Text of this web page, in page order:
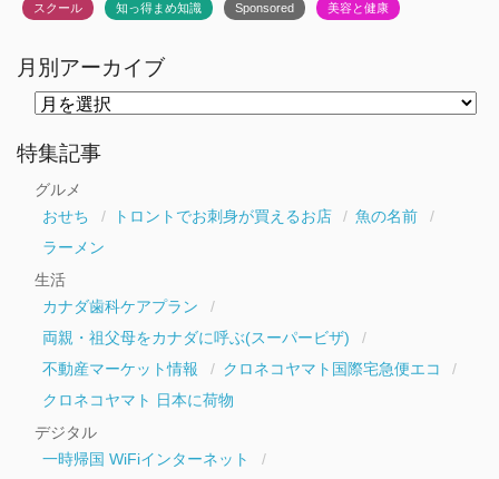
スクール 知っ得まめ知識 Sponsored 美容と健康
月別アーカイブ
ー
カ
特集記事
グルメ
おせち
トロントでお刺身が買えるお店
魚の名前
ラーメン
生活
カナダ歯科ケアプラン
両親・祖父母をカナダに呼ぶ(スーパービザ)
不動産マーケット情報
クロネコヤマト国際宅急便エコ
クロネコヤマト 日本に荷物
デジタル
一時帰国 WiFiインターネット